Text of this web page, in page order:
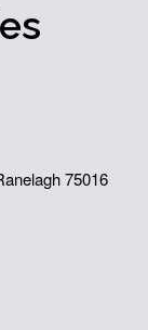
75016